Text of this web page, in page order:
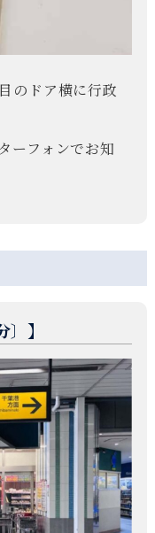
のドア横に行政
ーフォンでお知
】